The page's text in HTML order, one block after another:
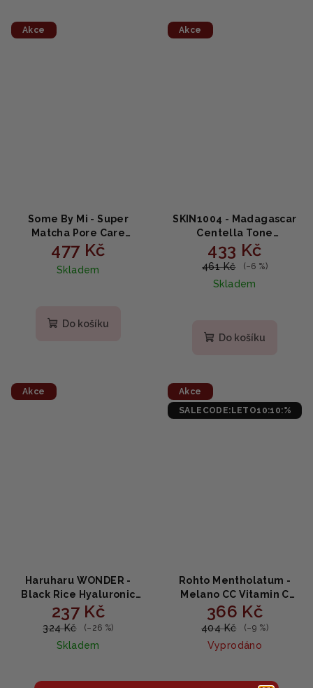
Akce
Some By Mi - Super
Matcha Pore Care
Starter Kit - Super
Matcha Pore Care Set
4ks
477 Kč
Skladem
Do košíku
Akce
SKIN1004 - Madagascar
Centella Tone
Brightening Boosting
Toner - Rozjasňující
tonikum 210 ml
433 Kč
461 Kč (–6 %)
Skladem
Do košíku
Akce
Haruharu WONDER -
Black Rice Hyaluronic
Toner - Tonikum z černé
rýže s kyselinou
hyaluronovou 150ml
237 Kč
324 Kč (–26 %)
Skladem
hodnocení
Akce
SALECODE:LETO10:10:%
Rohto Mentholatum -
Melano CC Vitamin C
Lotion (Light) 170ml -
Tonikum s vitaminem C
366 Kč
404 Kč (–9 %)
Vyprodáno
hodnocení